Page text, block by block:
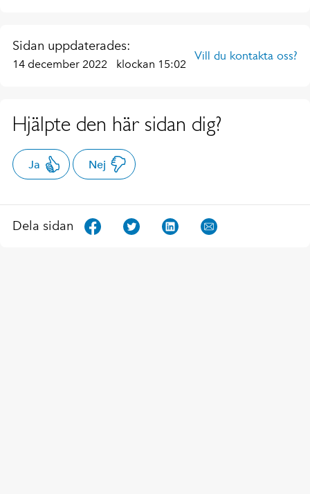
Sidan uppdaterades:
14 december 2022 klockan 15:02
Vill du kontakta oss?
Hjälpte den här sidan dig?
Ja Nej
Dela sidan